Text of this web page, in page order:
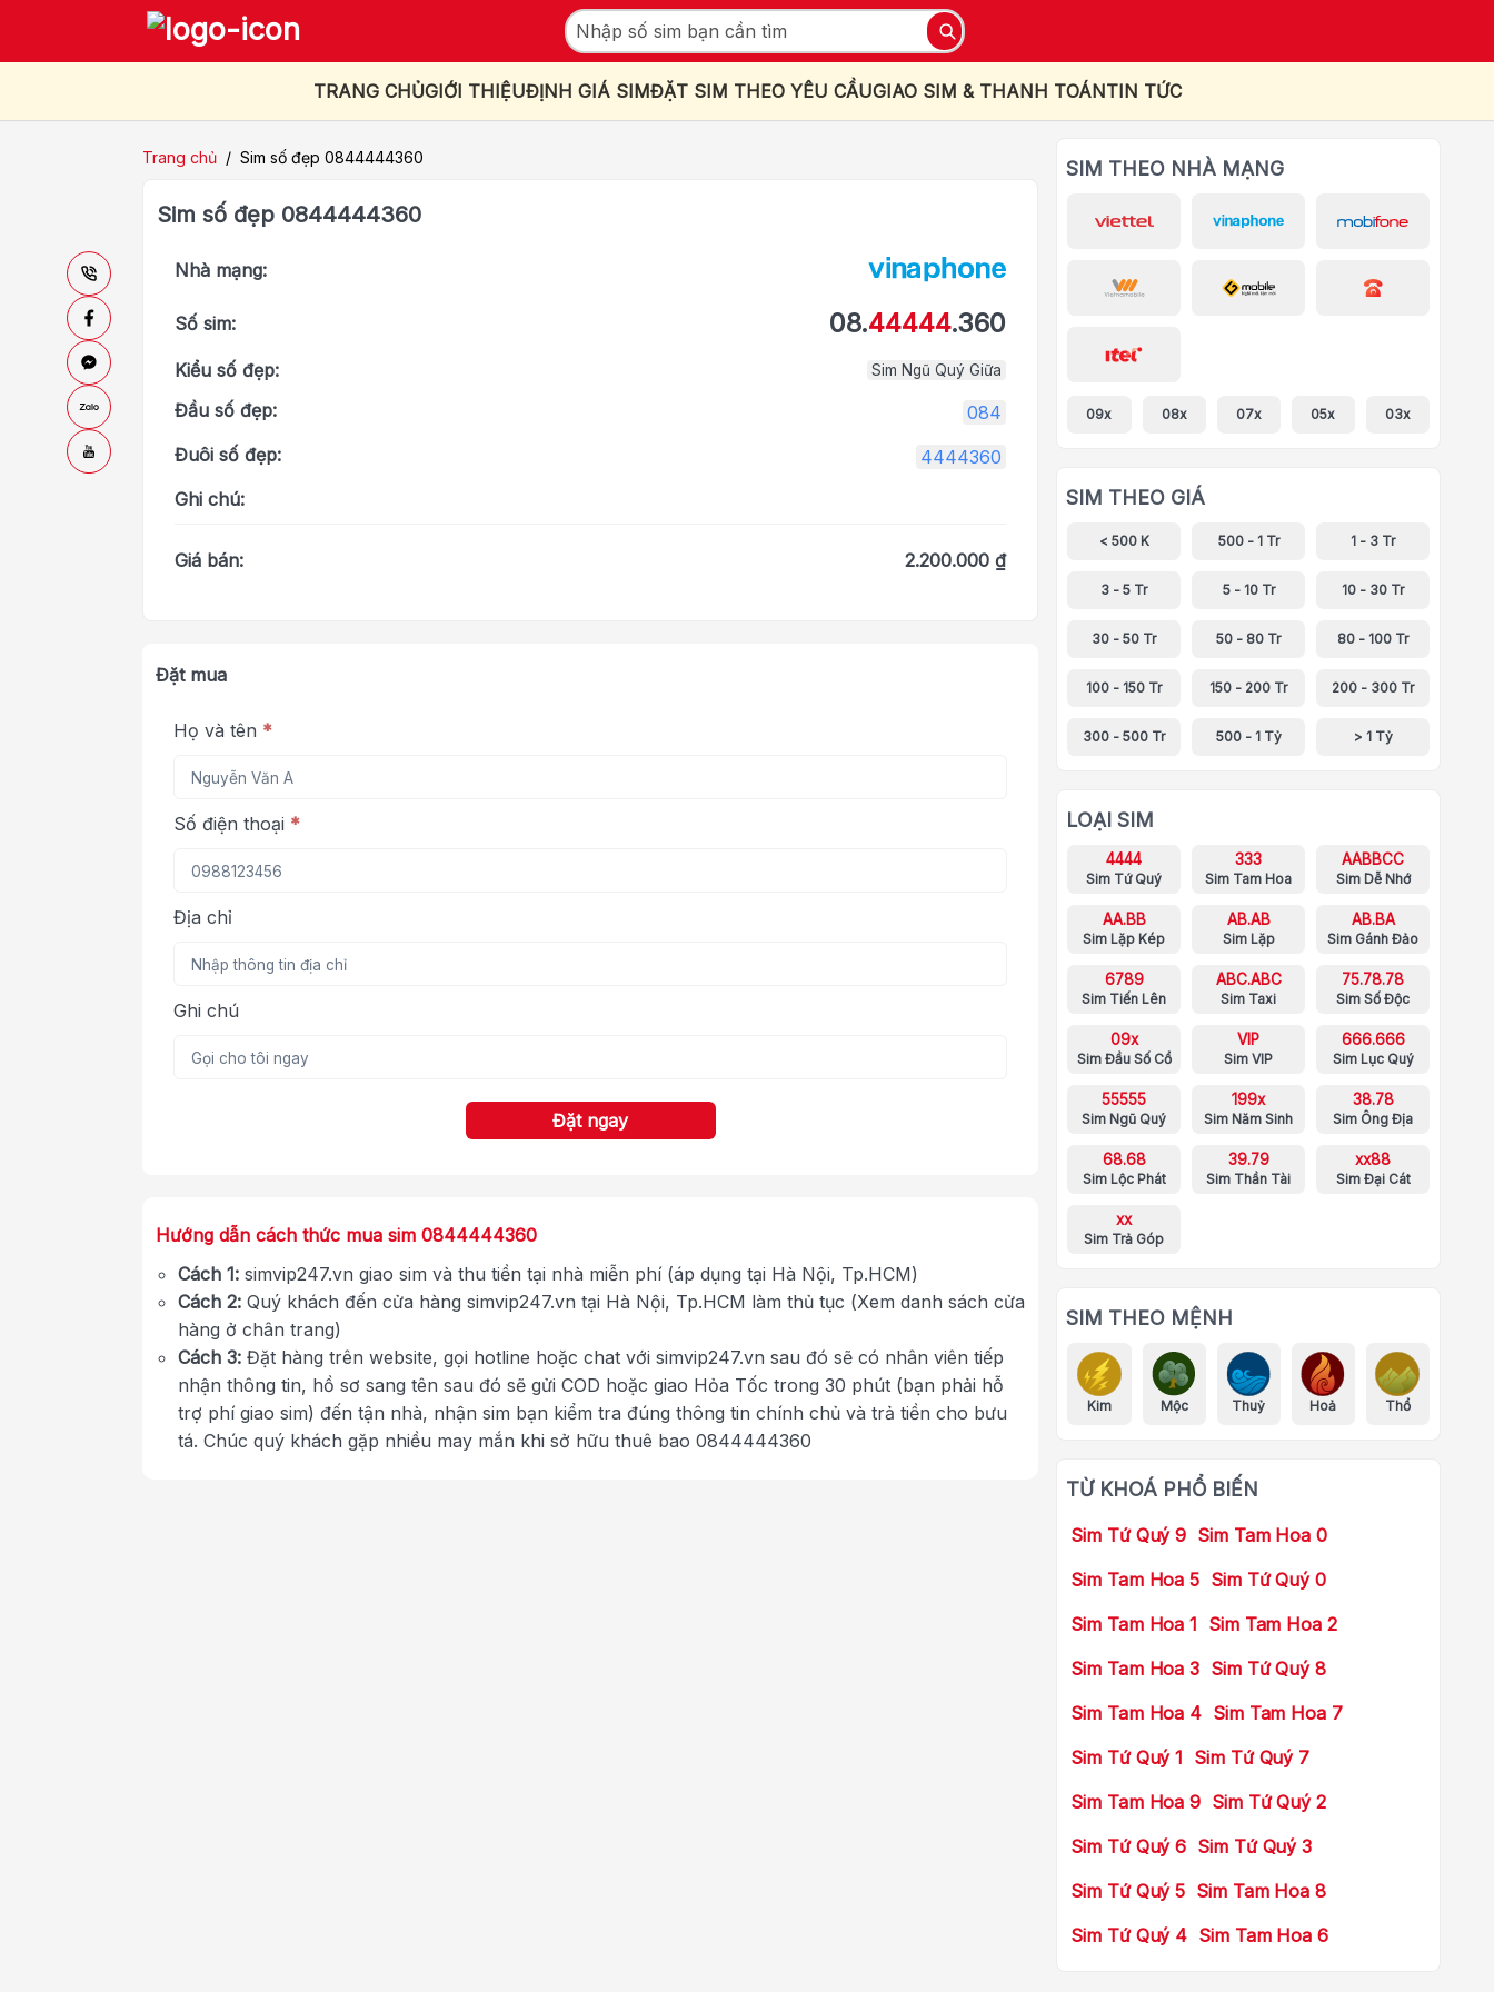
TRANG CHỦGIỚI THIỆUĐỊNH GIÁ SIMĐẶT SIM THEO YÊU CẦUGIAO SIM & THANH TOÁNTIN TỨC
Trang chủ / Sim số đẹp 0844444360
Sim số đẹp 0844444360
Nhà mạng:
Số sim: 08.44444.360
Kiểu số đẹp: Sim Ngũ Quý Giữa
Đầu số đẹp:
084
Đuôi số đẹp:
4444360
Ghi chú:
Giá bán: 2.200.000 ₫
Đặt mua
Họ và tên *
Số điện thoại *
Địa chỉ
Ghi chú
Đặt ngay
Hướng dẫn cách thức mua sim 0844444360
Cách 1: simvip247.vn giao sim và thu tiền tại nhà miễn phí (áp dụng tại Hà Nội, Tp.HCM)
Cách 2: Quý khách đến cửa hàng simvip247.vn tại Hà Nội, Tp.HCM làm thủ tục (Xem danh sách cửa
hàng ở chân trang)
Cách 3: Đặt hàng trên website, gọi hotline hoặc chat với simvip247.vn sau đó sẽ có nhân viên tiếp
nhận thông tin, hồ sơ sang tên sau đó sẽ gửi COD hoặc giao Hỏa Tốc trong 30 phút (bạn phải hỗ
trợ phí giao sim) đến tận nhà, nhận sim bạn kiểm tra đúng thông tin chính chủ và trả tiền cho bưu
tá. Chúc quý khách gặp nhiều may mắn khi sở hữu thuê bao 0844444360
SIM THEO NHÀ MẠNG
09x 08x 07x 05x 03x
SIM THEO GIÁ
< 500 K 500 - 1 Tr 1 - 3 Tr
3 - 5 Tr 5 - 10 Tr 10 - 30 Tr
30 - 50 Tr 50 - 80 Tr 80 - 100 Tr
100 - 150 Tr 150 - 200 Tr 200 - 300 Tr
300 - 500 Tr 500 - 1 Tỷ > 1 Tỷ
LOẠI SIM
4444
Sim Tứ Quý
333
Sim Tam Hoa
AABBCC
Sim Dễ Nhớ
AA.BB
Sim Lặp Kép
AB.AB
Sim Lặp
AB.BA
Sim Gánh Đảo
6789
Sim Tiến Lên
ABC.ABC
Sim Taxi
75.78.78
Sim Số Độc
09x
Sim Đầu Số Cổ
VIP
Sim VIP
666.666
Sim Lục Quý
55555
Sim Ngũ Quý
199x
Sim Năm Sinh
38.78
Sim Ông Địa
68.68
Sim Lộc Phát
39.79
Sim Thần Tài
xx88
Sim Đại Cát
xx
Sim Trả Góp
SIM THEO MỆNH
Kim Mộc Thuỷ Hoả Thổ
TỪ KHOÁ PHỔ BIẾN
Sim Tứ Quý 9 Sim Tam Hoa 0
Sim Tam Hoa 5 Sim Tứ Quý 0
Sim Tam Hoa 1 Sim Tam Hoa 2
Sim Tam Hoa 3 Sim Tứ Quý 8
Sim Tam Hoa 4 Sim Tam Hoa 7
Sim Tứ Quý 1 Sim Tứ Quý 7
Sim Tam Hoa 9 Sim Tứ Quý 2
Sim Tứ Quý 6 Sim Tứ Quý 3
Sim Tứ Quý 5 Sim Tam Hoa 8
Sim Tứ Quý 4 Sim Tam Hoa 6